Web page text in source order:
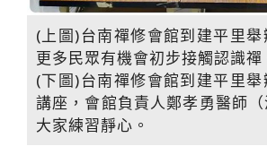
(上圖)台南禪修會館到建平里
更多民眾有機會初步接觸認識禪
(下圖)台南禪修會館到建平里
講座，會館負責人鄭孝勇醫師
大家練習靜心。